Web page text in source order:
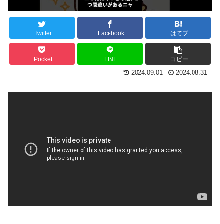
Twitter Facebook はてブ
Pocket LINE コピー
2024.09.01 2024.08.31